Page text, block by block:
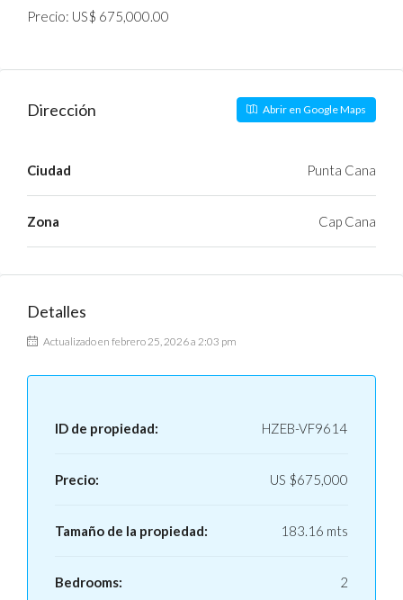
Precio: US$ 675,000.00
Dirección Abrir en Google Maps
Ciudad Punta Cana
Zona Cap Cana
Detalles
Actualizado en febrero 25, 2026 a 2:03 pm
ID de propiedad: HZEB-VF9614
Precio: US $675,000
Tamaño de la propiedad: 183.16 mts
Bedrooms: 2